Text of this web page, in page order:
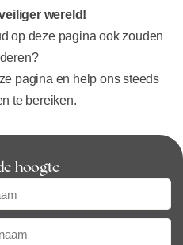
wereld!
op deze pagina ook zouden
pagina en help ons steeds
te bereiken.
hoogte